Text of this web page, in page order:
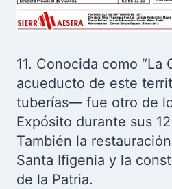
11. Conocida como “La
acueducto de este
tuberías— fue otro de
Expósito durante sus
También la
Santa Ifigenia y la
de la Patria.